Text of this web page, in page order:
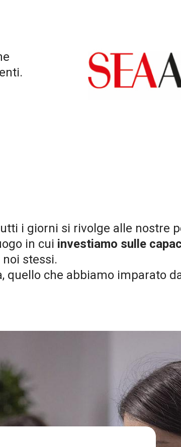
i giorni si rivolge alle nostre
in cui investiamo sulle
stessi.
quello che abbiamo imparato